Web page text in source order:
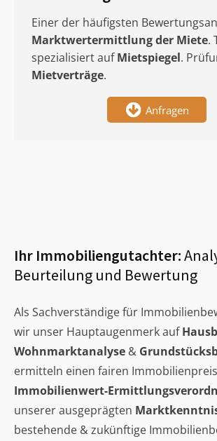
Einer der häufigsten
Marktwertermittlungder Miete.
spezialisiert aufMietspiegel.
Mietverträge.
Anfragen
Ihr Immobiliengutachter:
Beurteilung und Bewertung
Als Sachverständige für
wir unser Hauptaugenmerk auf
Wohnmarktanalyse &
ermitteln einen fairen
Immobilienwert-
unserer ausgeprägten
bestehende & zukünftige